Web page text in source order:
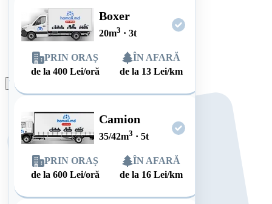
Boxer
20m3 · 3t
PRIN ORAȘ
de la400 Lei/oră
ÎN AFARĂ
de la 13 Lei/km
Camion
35/42m3 · 5t
PRIN ORAȘ
de la600 Lei/oră
ÎN AFARĂ
de la 16 Lei/km
Plasează comanda